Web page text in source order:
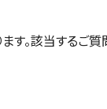
。該当するご質